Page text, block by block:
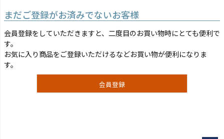
まだご登録がお済みでないお客様
会員登録をしていただきますと、二度目のお買い物時にとても便利で
す。
お気に入り商品をご登録いただけるなどお買い物が便利になりま
す。
会員登録